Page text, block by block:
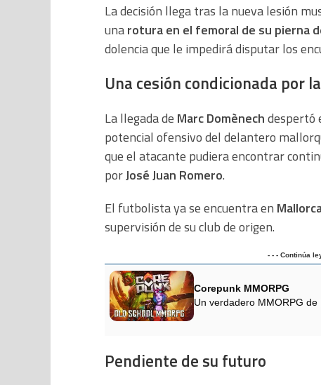
La decisión llega tras la nueva lesión
unarotura en el femoral de su pierna
dolencia que le impedirá disputar los
Una cesión condicionada por
La llegada de Marc Domènechdespertó
potencial ofensivo del delantero
que el atacante pudiera encontrar
porJosé Juan Romero.
El futbolista ya se encuentra en
supervisión de su club de origen.
- - - Continúa
Corepunk MMORPG
Un verdadero MMORPG
Pendiente de su futuro